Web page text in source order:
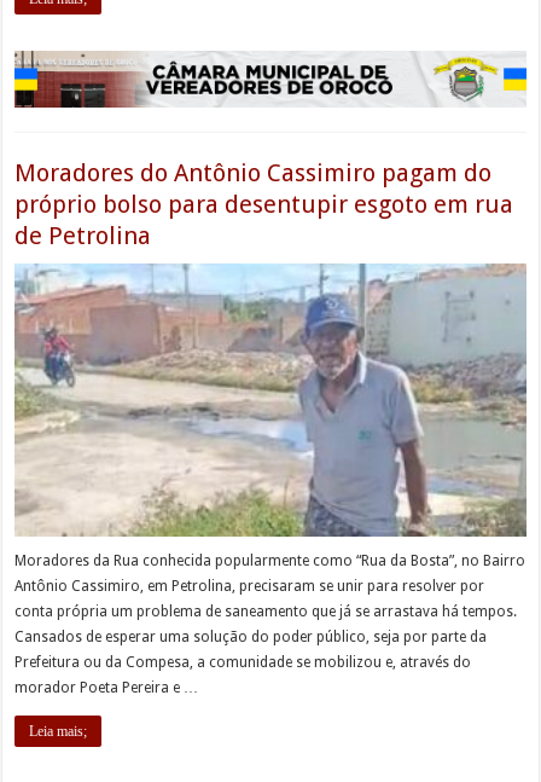
Moradores do Antônio Cassimiro pagam do
próprio bolso para desentupir esgoto em rua
de Petrolina
Moradores da Rua conhecida popularmente como “Rua da Bosta”, no Bairro
Antônio Cassimiro, em Petrolina, precisaram se unir para resolver por
conta própria um problema de saneamento que já se arrastava há tempos.
Cansados de esperar uma solução do poder público, seja por parte da
Prefeitura ou da Compesa, a comunidade se mobilizou e, através do
morador Poeta Pereira e …
Leia mais;